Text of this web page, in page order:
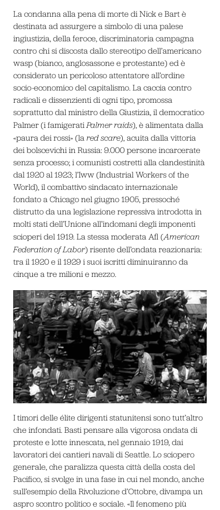
La condanna alla pena di morte di Nick e Bart è
destinata ad assurgere a simbolo di una palese
ingiustizia, della feroce, discriminatoria campagna
contro chi si discosta dallo stereotipo dell’americano
wasp (bianco, anglosassone e protestante) ed è
considerato un pericoloso attentatore all’ordine
socio-economico del capitalismo. La caccia contro
radicali e dissenzienti di ogni tipo, promossa
soprattutto dal ministro della Giustizia, il democratico
Palmer (i famigerati Palmer raids), è alimentata dalla
«paura dei rossi» (la red scare), acuita dalla vittoria
dei bolscevichi in Russia: 9.000 persone incarcerate
senza processo; i comunisti costretti alla clandestinità
dal 1920 al 1923; l’Iww (Industrial Workers of the
World), il combattivo sindacato internazionale
fondato a Chicago nel giugno 1905, pressoché
distrutto da una legislazione repressiva introdotta in
molti stati dell’Unione all’indomani degli imponenti
scioperi del 1919. La stessa moderata Afl (American
Federation of Labor) risente dell’ondata reazionaria:
tra il 1920 e il 1929 i suoi iscritti diminuiranno da
cinque a tre milioni e mezzo.
I timori delle élite dirigenti statunitensi sono tutt’altro
che infondati. Basti pensare alla vigorosa ondata di
proteste e lotte innescata, nel gennaio 1919, dai
lavoratori dei cantieri navali di Seattle. Lo sciopero
generale, che paralizza questa città della costa del
Pacifico, si svolge in una fase in cui nel mondo, anche
sull’esempio della Rivoluzione d’Ottobre, divampa un
aspro scontro politico e sociale. «Il fenomeno più